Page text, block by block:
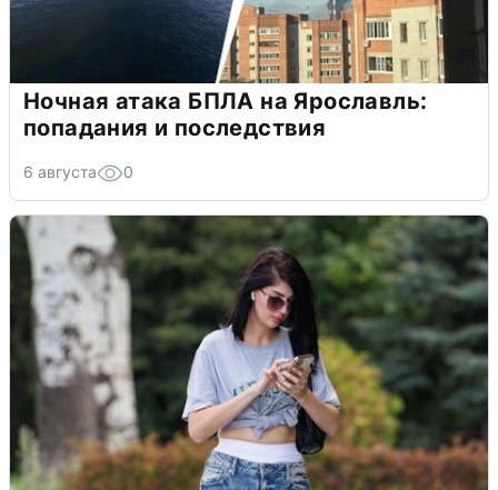
Ночная атака БПЛА на Ярославль:
попадания и последствия
6 августа 0